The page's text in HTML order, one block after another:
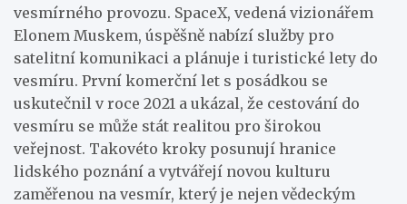
vesmírného provozu. SpaceX, vedená vizionářem
Elonem Muskem, úspěšně nabízí služby pro
satelitní komunikaci a plánuje i turistické lety do
vesmíru. První komerční let s posádkou se
uskutečnil v roce 2021 a ukázal, že cestování do
vesmíru se může stát realitou pro širokou
veřejnost. Takovéto kroky posunují hranice
lidského poznání a vytvářejí novou kulturu
zaměřenou na vesmír, který je nejen vědeckým